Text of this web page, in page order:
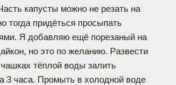
капусты можно не резать на
тогда придёться просыпать
Я добавляю ещё порезаный на
но это по желанию. Развести
тёплой воды залить
3 часа. Промыть в холодной воде